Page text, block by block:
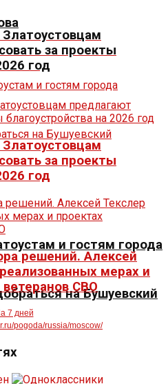
и гостям города
на Бушуевский
за проекты
год
за проекты
год
решений. Алексей
мерах и
СВО
7 дней
pogoda/russia/moscow/